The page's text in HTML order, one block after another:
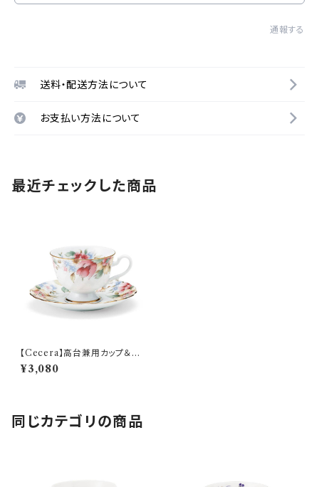
通報する
送料・配送方法について
お支払い方法について
最近チェックした商品
【Cecera】高台兼用カップ＆ソ
ーサー【CE1005-28K】
¥3,080
同じカテゴリの商品